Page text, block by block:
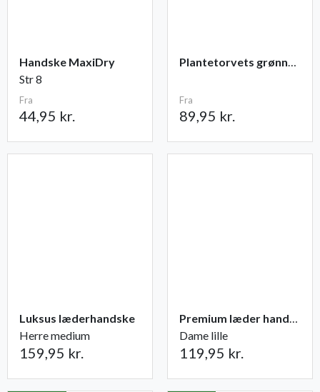
Handske MaxiDry
Str 8
Fra
44,95 kr.
Plantetorvets grønne vandingspose 75 liter
Fra
89,95 kr.
Luksus læderhandske
Herre medium
159,95 kr.
Premium læder handske Flutter
Dame lille
119,95 kr.